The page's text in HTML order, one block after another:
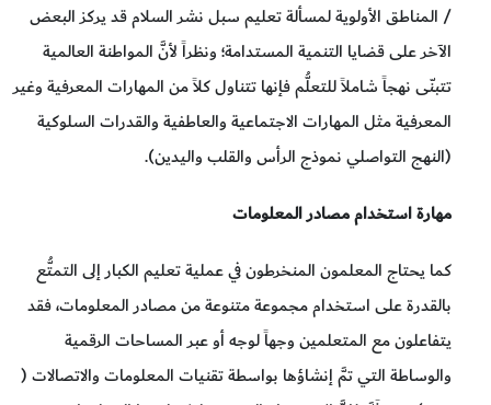
/ المناطق الأولوية لمسألة تعليم سبل نشر السلام قد يركز البعض
الآخر على قضايا التنمية المستدامة؛ ونظراً لأنَّ المواطنة العالمية
تتبنّى نهجاً شاملاً للتعلُّم فإنها تتناول كلاً من المهارات المعرفية وغير
المعرفية مثل المهارات الاجتماعية والعاطفية والقدرات السلوكية
(النهج التواصلي نموذج الرأس والقلب واليدين).
مهارة استخدام مصادر المعلومات
كما يحتاج المعلمون المنخرطون في عملية تعليم الكبار إلى التمتُّع
بالقدرة على استخدام مجموعة متنوعة من مصادر المعلومات، فقد
يتفاعلون مع المتعلمين وجهاً لوجه أو عبر المساحات الرقمية
والوساطة التي تمَّ إنشاؤها بواسطة تقنيات المعلومات والاتصالات (